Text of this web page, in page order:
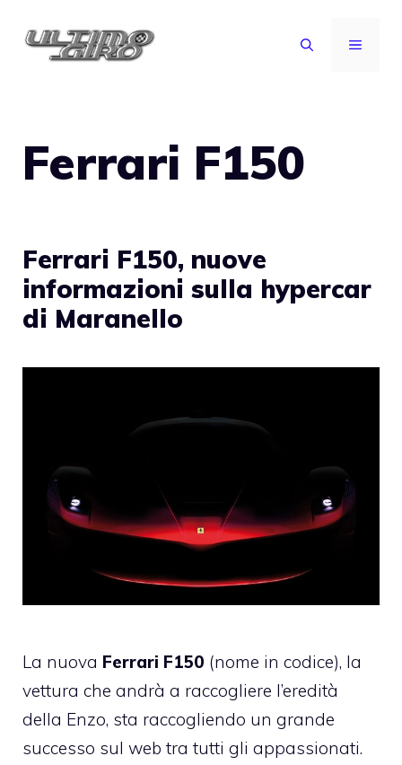
MENU
Ferrari F150
Ferrari F150, nuove
informazioni sulla hypercar
di Maranello
La nuova Ferrari F150 (nome in codice), la
vettura che andrà a raccogliere l’eredità
della Enzo, sta raccogliendo un grande
successo sul web tra tutti gli appassionati.